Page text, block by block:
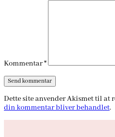
Kommentar*
Dette site anvender Akismet til at
din kommentar bliver behandlet.